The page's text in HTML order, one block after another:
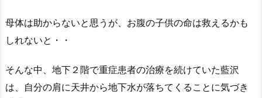
母体は助からないと思うが、お腹の子供の命は救えるかも
しれないと・・
そんな中、地下２階で重症患者の治療を続けていた藍沢
は、自分の肩に天井から地下水が落ちてくることに気づき